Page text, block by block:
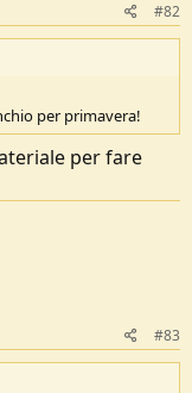
#82
per primavera!
per fare
#83